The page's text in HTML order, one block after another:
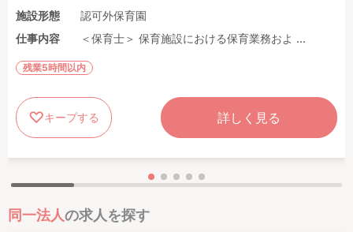
施設形態
認可外保育園
仕事内容
＜保育士＞ 保育施設における保育業務およ ...
残業5時間以内
キープする 詳しく見る
同一法人の求人を探す